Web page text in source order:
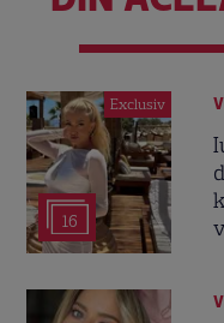
Exclusiv
16